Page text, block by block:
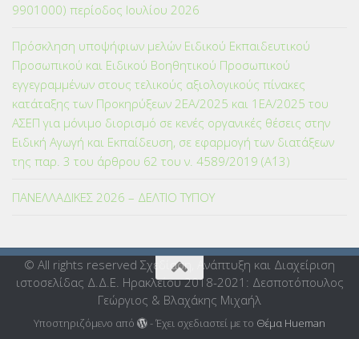
9901000) περίοδος Ιουλίου 2026
Πρόσκληση υποψήφιων μελών Ειδικού Εκπαιδευτικού
Προσωπικού και Ειδικού Βοηθητικού Προσωπικού
εγγεγραμμένων στους τελικούς αξιολογικούς πίνακες
κατάταξης των Προκηρύξεων 2ΕΑ/2025 και 1ΕΑ/2025 του
ΑΣΕΠ για μόνιμο διορισμό σε κενές οργανικές θέσεις στην
Ειδική Αγωγή και Εκπαίδευση, σε εφαρμογή των διατάξεων
της παρ. 3 του άρθρου 62 του ν. 4589/2019 (Α΄13)
ΠΑΝΕΛΛΑΔΙΚΕΣ 2026 – ΔΕΛΤΙΟ ΤΥΠΟΥ
© All rights reserved Σχεδίαση, Ανάπτυξη και Διαχείριση
ιστοσελίδας Δ.Δ.Ε. Ηρακλείου 2018-2021: Δεσποτόπουλος
Γεώργιος & Βλαχάκης Μιχαήλ
Υποστηριζόμενο από - Έχει σχεδιαστεί με το Θέμα Ηueman